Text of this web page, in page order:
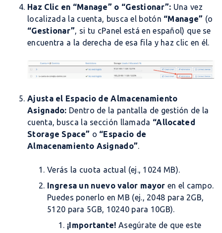
Haz Clic en “Manage” o “Gestionar”: Una vez
localizada la cuenta, busca el botón “Manage” (o
“Gestionar”, si tu cPanel está en español) que se
encuentra a la derecha de esa fila y haz clic en él.
Ajusta el Espacio de Almacenamiento
Asignado: Dentro de la pantalla de gestión de la
cuenta, busca la sección llamada “Allocated
Storage Space” o “Espacio de
Almacenamiento Asignado”.
Verás la cuota actual (ej., 1024 MB).
Ingresa un nuevo valor mayor en el campo.
Puedes ponerlo en MB (ej., 2048 para 2GB,
5120 para 5GB, 10240 para 10GB).
¡Importante! Asegúrate de que este